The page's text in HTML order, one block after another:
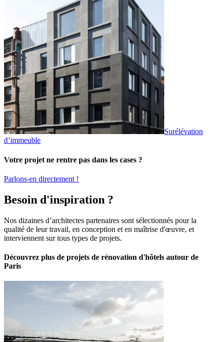
Surélévation
d’immeuble
Votre projet ne rentre pas dans les cases ?
Parlons-en directement !
Besoin d'inspiration ?
Nos dizaines d’architectes partenaires sont sélectionnés pour la
qualité de leur travail, en conception et en maîtrise d'œuvre, et
interviennent sur tous types de projets.
Découvrez plus de projets de rénovation d'hôtels autour de
Paris